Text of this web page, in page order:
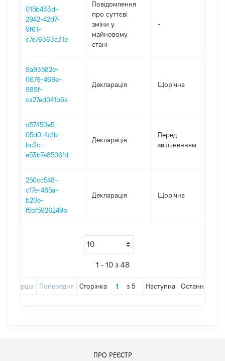
015b433d-
2942-42d7-
9f61-
c7e76363a31e
Повідомлення
про суттєві
зміни y
майновому
стані
-
9a93582e-
0679-469e-
989f-
ca27ed041b6a
Декларація Щорічна
d57450e5-
05d0-4c1b-
bc2c-
e53b7e8506fd
Декларація
Перед
звільненням
250cc548-
c17e-485a-
b20e-
f5bf5926249b
Декларація Щорічна
1 - 10 з 48
Перша Попередня Сторінка з 5 Наступна Остання
ПРО РЕЄСТР